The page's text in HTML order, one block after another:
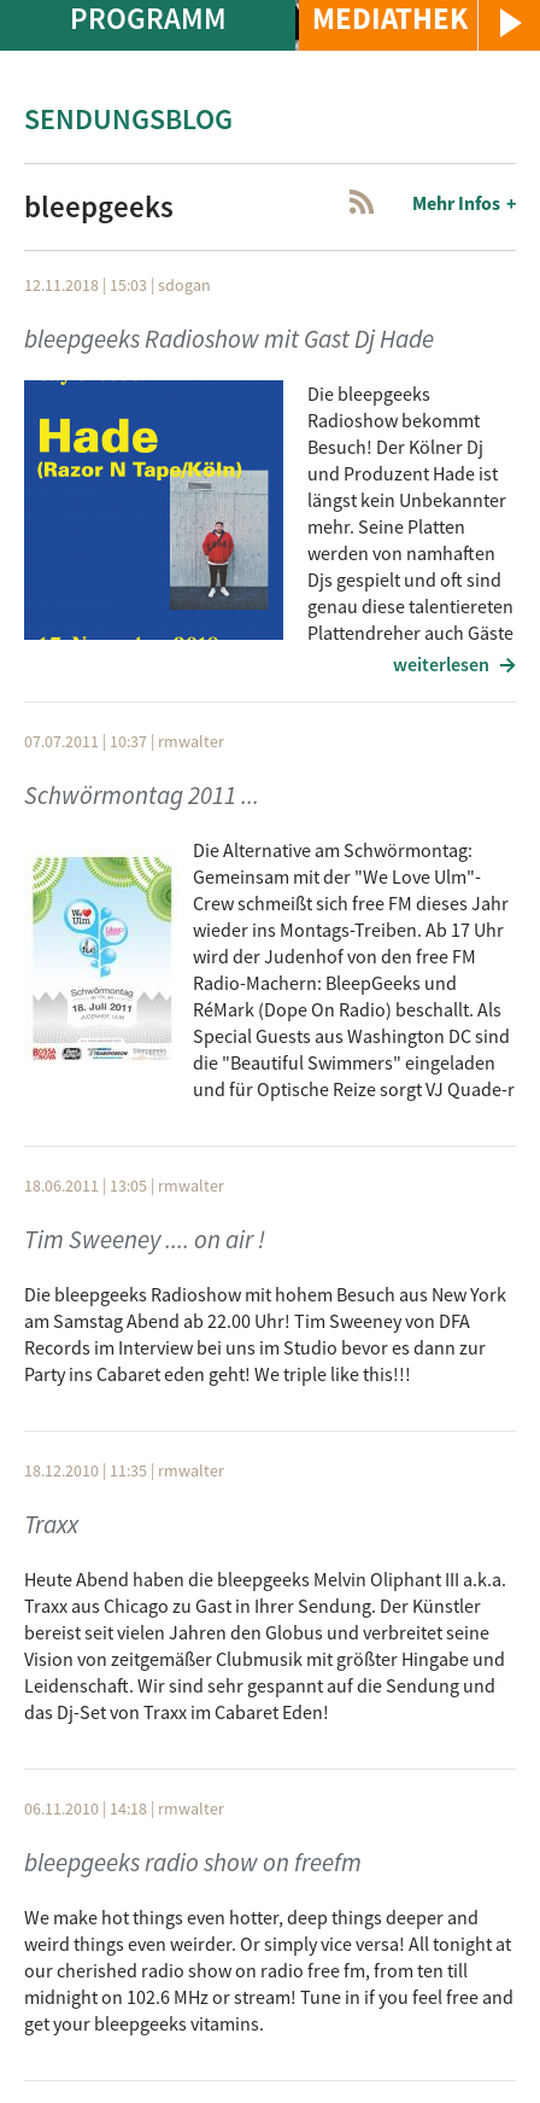
MEDIATHEK
PROGRAMM
SENDUNGSBLOG
bleepgeeks Mehr Infos
12.11.2018 | 15:03 | sdogan
bleepgeeks Radioshow mit Gast Dj Hade
Die bleepgeeks
Radioshow bekommt
Besuch! Der Kölner Dj
und Produzent Hade ist
längst kein Unbekannter
mehr. Seine Platten
werden von namhaften
Djs gespielt und oft sind
genau diese talentiereten
Plattendreher auch Gäste
seiner beiden
aus House, Disco, New Wave und Techno, ohne den Groove
dieser Hade und am Samstag Abend mit einem Dj-Set zu Gast
weiterlesen
07.07.2011 | 10:37 | rmwalter
Schwörmontag 2011 ...
Die Alternative am Schwörmontag:
Gemeinsam mit der "We Love Ulm"-
Crew schmeißt sich free FM dieses Jahr
wieder ins Montags-Treiben. Ab 17 Uhr
wird der Judenhof von den free FM
Radio-Machern: BleepGeeks und
RéMark (Dope On Radio) beschallt. Als
Special Guests aus Washington DC sind
die "Beautiful Swimmers" eingeladen
und für Optische Reize sorgt VJ Quade-r
18.06.2011 | 13:05 | rmwalter
Tim Sweeney .... on air !
Die bleepgeeks Radioshow mit hohem Besuch aus New York
am Samstag Abend ab 22.00 Uhr! Tim Sweeney von DFA
Records im Interview bei uns im Studio bevor es dann zur
Party ins Cabaret eden geht! We triple like this!!!
18.12.2010 | 11:35 | rmwalter
Traxx
Heute Abend haben die bleepgeeks Melvin Oliphant III a.k.a.
Traxx aus Chicago zu Gast in Ihrer Sendung. Der Künstler
bereist seit vielen Jahren den Globus und verbreitet seine
Vision von zeitgemäßer Clubmusik mit größter Hingabe und
Leidenschaft. Wir sind sehr gespannt auf die Sendung und
das Dj-Set von Traxx im Cabaret Eden!
06.11.2010 | 14:18 | rmwalter
bleepgeeks radio show on freefm
We make hot things even hotter, deep things deeper and
weird things even weirder. Or simply vice versa! All tonight at
our cherished radio show on radio free fm, from ten till
midnight on 102.6 MHz or stream! Tune in if you feel free and
get your bleepgeeks vitamins.